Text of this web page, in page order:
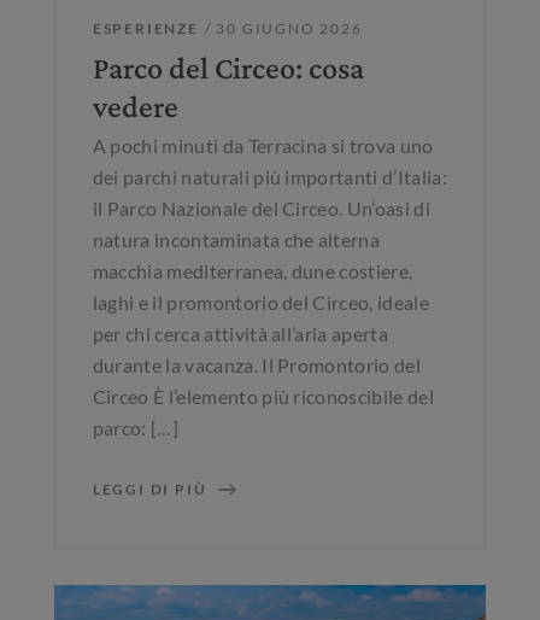
ESPERIENZE / 30 GIUGNO 2026
Parco del Circeo: cosa
vedere
A pochi minuti da Terracina si trova uno
dei parchi naturali più importanti d’Italia:
il Parco Nazionale del Circeo. Un’oasi di
natura incontaminata che alterna
macchia mediterranea, dune costiere,
laghi e il promontorio del Circeo, ideale
per chi cerca attività all’aria aperta
durante la vacanza. Il Promontorio del
Circeo È l’elemento più riconoscibile del
parco: […]
LEGGI DI PIÙ